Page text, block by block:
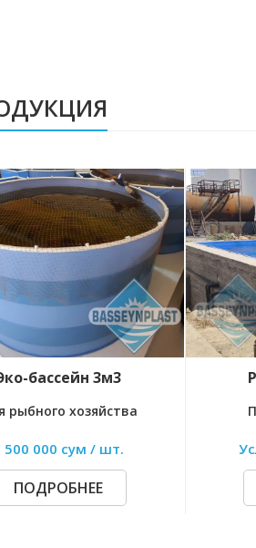
Резервуар 330м3
Противопожарный
Условно договорная